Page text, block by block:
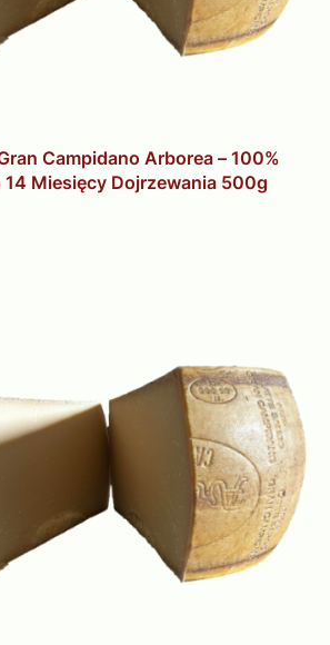
Campidano Arborea – 100%
Sardyńskie Mleko 14 Miesięcy Dojrzewania 500g